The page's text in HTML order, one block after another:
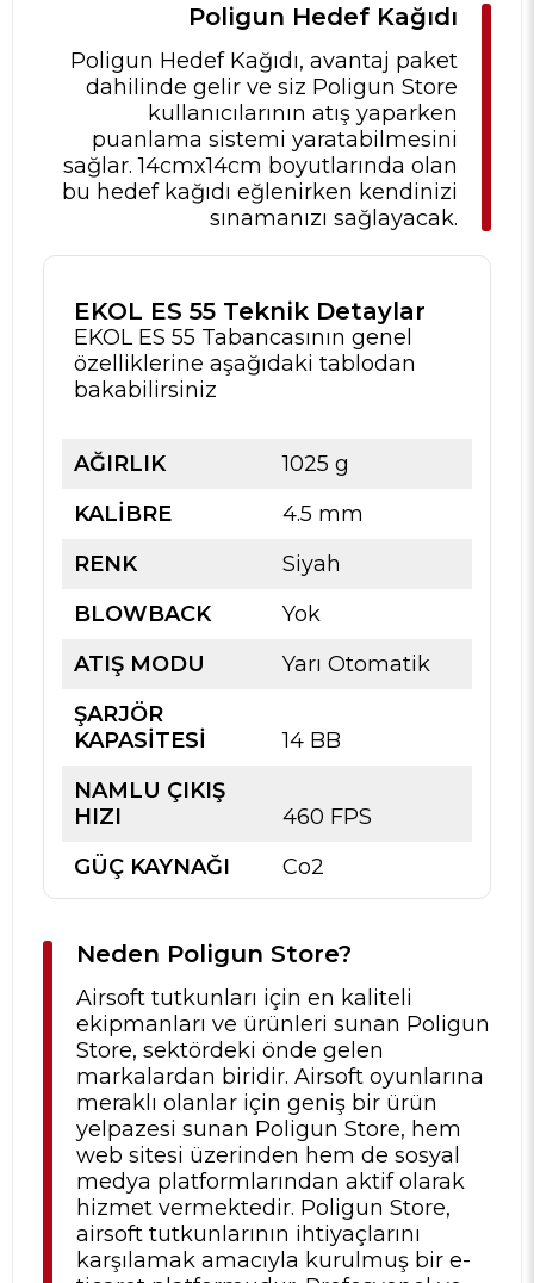
Poligun Hedef Kağıdı
Poligun Hedef Kağıdı, avantaj paket
dahilinde gelir ve siz Poligun Store
kullanıcılarının atış yaparken
puanlama sistemi yaratabilmesini
sağlar. 14cmx14cm boyutlarında olan
bu hedef kağıdı eğlenirken kendinizi
sınamanızı sağlayacak.
EKOL ES 55 Teknik Detaylar
EKOL ES 55 Tabancasının genel
özelliklerine aşağıdaki tablodan
bakabilirsiniz
AĞIRLIK
1025 g
KALİBRE
4.5 mm
RENK
Siyah
BLOWBACK
Yok
ATIŞ MODU
Yarı Otomatik
ŞARJÖR
KAPASİTESİ
14 BB
NAMLU ÇIKIŞ
HIZI
460 FPS
GÜÇ KAYNAĞI
Co2
Neden Poligun Store?
Airsoft tutkunları için en kaliteli
ekipmanları ve ürünleri sunan Poligun
Store, sektördeki önde gelen
markalardan biridir. Airsoft oyunlarına
meraklı olanlar için geniş bir ürün
yelpazesi sunan Poligun Store, hem
web sitesi üzerinden hem de sosyal
medya platformlarından aktif olarak
hizmet vermektedir. Poligun Store,
airsoft tutkunlarının ihtiyaçlarını
karşılamak amacıyla kurulmuş bir e-